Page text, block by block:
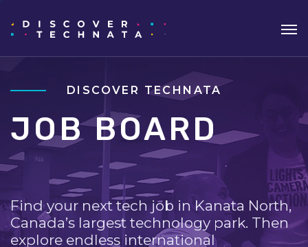
DISCOVER TECHNATA
JOB BOARD
Find your next tech job in Kanata North,
Canada’s largest technology park. Then
explore endless international